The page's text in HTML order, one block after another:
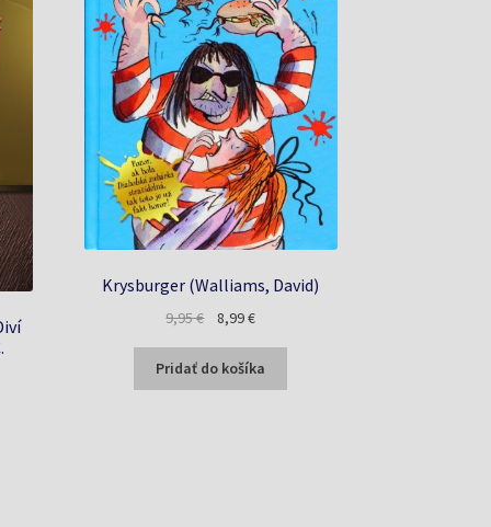
Krysburger (Walliams, David)
9,95€
Pôvodná
bola:
9,95 €.
8,99€Aktuálna
je:
8,99 €.
Pridať do košíka